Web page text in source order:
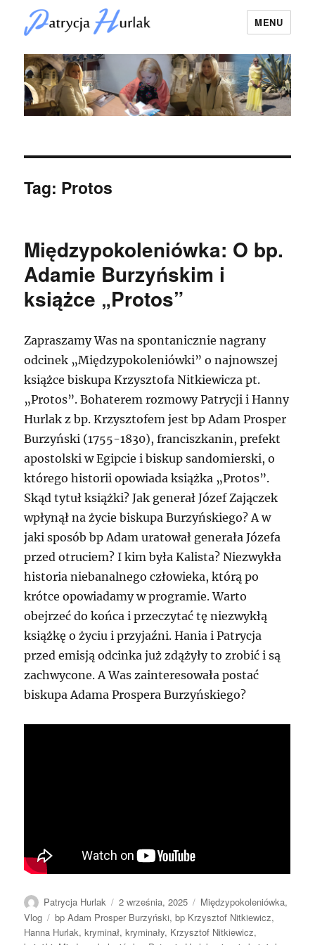
Patrycja Hurlak
MENU
Tag: Protos
Międzypokoleniówka: O bp.
Adamie Burzyńskim i
książce „Protos”
Zapraszamy Was na spontanicznie nagrany
odcinek „Międzypokoleniówki” o najnowszej
książce biskupa Krzysztofa Nitkiewicza pt.
„Protos”. Bohaterem rozmowy Patrycji i Hanny
Hurlak z bp. Krzysztofem jest bp Adam Prosper
Burzyński (1755-1830), franciszkanin, prefekt
apostolski w Egipcie i biskup sandomierski, o
którego historii opowiada książka „Protos”.
Skąd tytuł książki? Jak generał Józef Zajączek
wpłynął na życie biskupa Burzyńskiego? A w
jaki sposób bp Adam uratował generała Józefa
przed otruciem? I kim była Kalista? Niezwykła
historia niebanalnego człowieka, którą po
krótce opowiadamy w programie. Warto
obejrzeć do końca i przeczytać tę niezwykłą
książkę o życiu i przyjaźni. Hania i Patrycja
przed emisją odcinka już zdążyły to zrobić i są
zachwycone. A Was zainteresowała postać
biskupa Adama Prospera Burzyńskiego?
Autor
Patrycja Hurlak
Data
publikacji
2 września, 2025 Kategorie
Międzypokoleniówka,
Vlog
Tagi
bp Adam Prosper Burzyński,bp Krzysztof Nitkiewicz,
Hanna Hurlak,kryminał,kryminały, Krzysztof Nitkiewicz,